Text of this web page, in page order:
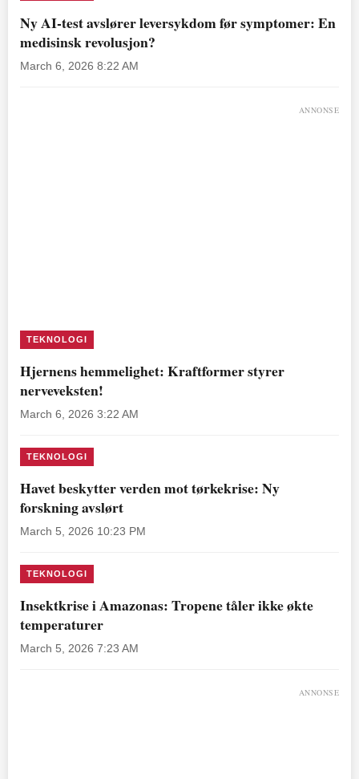
Ny AI-test avslører leversykdom før symptomer: En
medisinsk revolusjon?
March 6, 2026 8:22 AM
ANNONSE
TEKNOLOGI
Hjernens hemmelighet: Kraftformer styrer
nerveveksten!
March 6, 2026 3:22 AM
TEKNOLOGI
Havet beskytter verden mot tørkekrise: Ny
forskning avslørt
March 5, 2026 10:23 PM
TEKNOLOGI
Insektkrise i Amazonas: Tropene tåler ikke økte
temperaturer
March 5, 2026 7:23 AM
ANNONSE